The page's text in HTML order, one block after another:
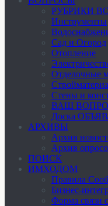
РУБРИКИ
Инструменты
Сад и Огород
Отопление
Отделочные
Стены и
ВАШ
Доска
АРХИВЫ
Архив
Архив
ПОИСК
ИМХОДОМ
Правила
Бизнес-
Форма связи